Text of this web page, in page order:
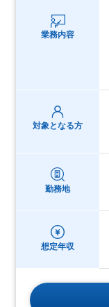
業務内容
対象となる方
勤務地
想定年収